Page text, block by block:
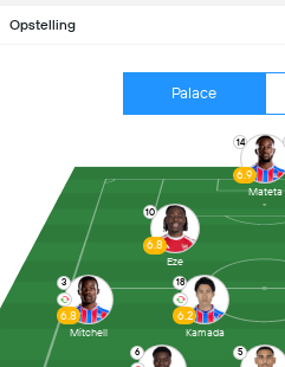
Opstelling
Palace
6 5
3
6.8
Mitchell
18
6.2
Kamada
10
6.8
Eze
14
6.9
Mateta